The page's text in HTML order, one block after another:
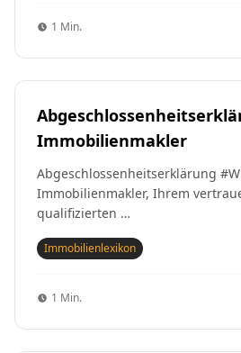
1 Min.
Immobilienmakler
Abgeschlossenheitserklärung
Immobilienmakler, Ihrem
qualifizierten …
Immobilienlexikon
1 Min.